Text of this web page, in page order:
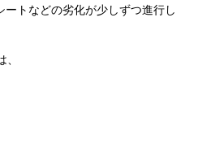
トなどの劣化が少しずつ進行し